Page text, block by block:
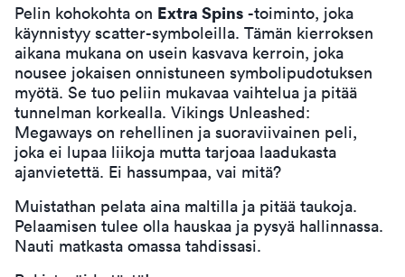
Pelin kohokohta on Extra Spins -toiminto, joka
käynnistyy scatter-symboleilla. Tämän kierroksen
aikana mukana on usein kasvava kerroin, joka
nousee jokaisen onnistuneen symbolipudotuksen
myötä. Se tuo peliin mukavaa vaihtelua ja pitää
tunnelman korkealla. Vikings Unleashed:
Megaways on rehellinen ja suoraviivainen peli,
joka ei lupaa liikoja mutta tarjoaa laadukasta
ajanvietettä. Ei hassumpaa, vai mitä?
Muistathan pelata aina maltilla ja pitää taukoja.
Pelaamisen tulee olla hauskaa ja pysyä hallinnassa.
Nauti matkasta omassa tahdissasi.